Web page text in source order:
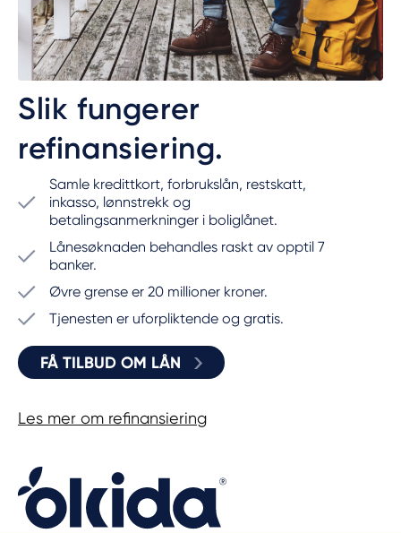
Slik fungerer
refinansiering.
Samle kredittkort, forbrukslån, restskatt,
inkasso, lønnstrekk og
betalingsanmerkninger i boliglånet.
Lånesøknaden behandles raskt av opptil 7
banker.
Øvre grense er 20 millioner kroner.
Tjenesten er uforpliktende og gratis.
FÅ TILBUD OM LÅN
Les mer om refinansiering